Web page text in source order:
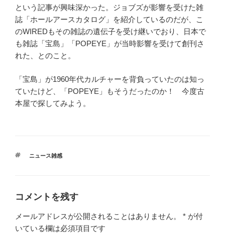
という記事が興味深かった。ジョブズが影響を受けた雑
誌「ホールアースカタログ」を紹介しているのだが、こ
のWIREDもその雑誌の遺伝子を受け継いでおり、日本で
も雑誌「宝島」「POPEYE」が当時影響を受けて創刊さ
れた、とのこと。
「宝島」が1960年代カルチャーを背負っていたのは知っ
ていたけど、「POPEYE」もそうだったのか！ 今度古
本屋で探してみよう。
タ
ニュース雑感
コメントを残す
メールアドレスが公開されることはありません。 * が付
いている欄は必須項目です